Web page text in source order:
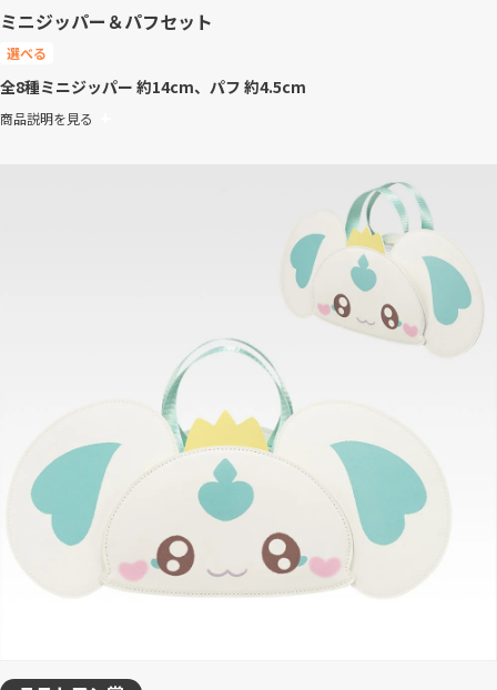
ミニジッパー＆パフセット
選べる
全8種ミニジッパー 約14cm、パフ 約4.5cm
商品説明を見る